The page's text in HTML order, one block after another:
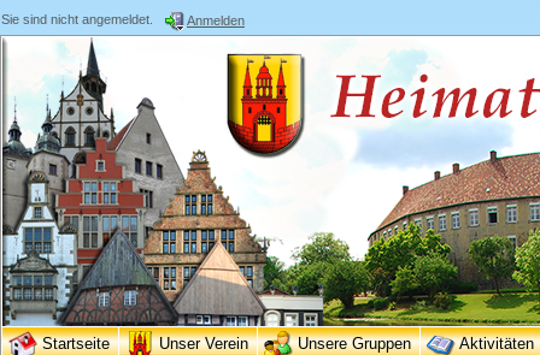
Sie sind nicht angemeldet. Anmelden
Startseite Unser Verein Unsere Gruppen Aktivitäten